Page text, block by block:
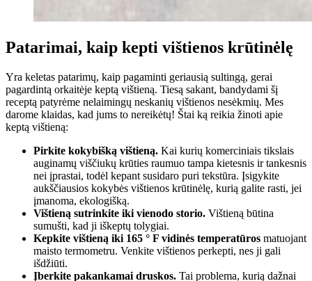
Patarimai, kaip kepti vištienos krūtinėlę
Yra keletas patarimų, kaip pagaminti geriausią sultingą, gerai
pagardintą orkaitėje keptą vištieną. Tiesą sakant, bandydami šį
receptą patyrėme nelaimingų neskanių vištienos nesėkmių. Mes
darome klaidas, kad jums to nereikėtų! Štai ką reikia žinoti apie
keptą vištieną:
Pirkite kokybišką vištieną. Kai kurių komerciniais tikslais
auginamų viščiukų krūties raumuo tampa kietesnis ir tankesnis
nei įprastai, todėl kepant susidaro puri tekstūra. Įsigykite
aukščiausios kokybės vištienos krūtinėlę, kurią galite rasti, jei
įmanoma, ekologišką.
Vištieną sutrinkite iki vienodo storio. Vištieną būtina
sumušti, kad ji iškeptų tolygiai.
Kepkite vištieną iki 165 ° F vidinės temperatūros matuojant
maisto termometru. Venkite vištienos perkepti, nes ji gali
išdžiūti.
Įberkite pakankamai druskos. Tai problema, kurią dažnai